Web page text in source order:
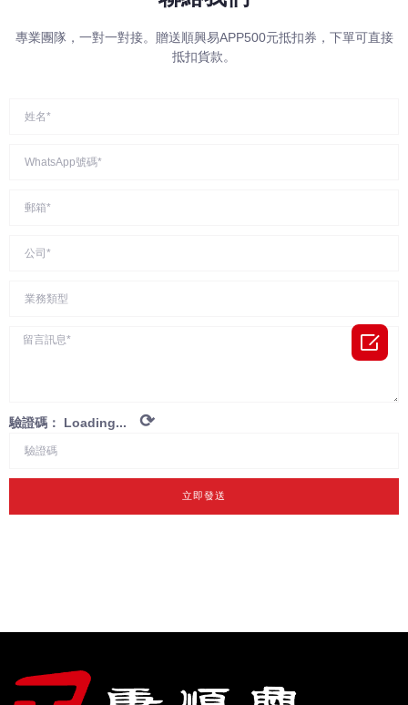
專業團隊，一對一對接。贈送順興易APP500元抵扣券，下單可直接
抵扣貨款。
驗證碼： Loading... ⟳
立即發送
